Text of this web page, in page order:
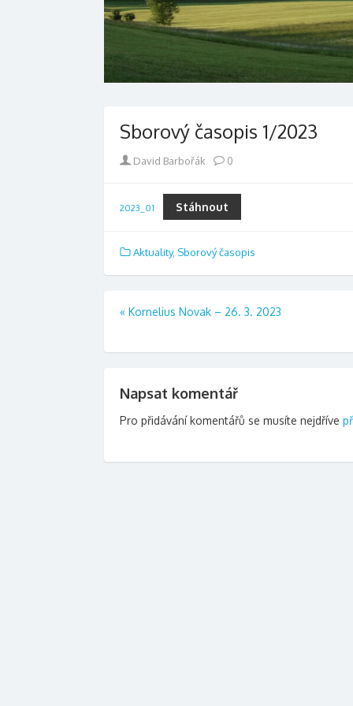
Sborový časopis 1/2023
Author
David Barbořák 0
2023_01 Stáhnout
Aktuality, Sborový časopis
Navigace
« Kornelius Novak – 26. 3. 2023
Napsat komentář
Pro přidávání komentářů se musíte nejdříve